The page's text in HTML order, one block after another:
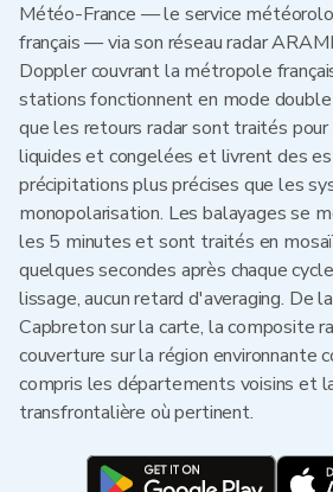
Météo-France — le service
français — via son réseau radar
Doppler couvrant la métropole
stations fonctionnent en mode
que les retours radar sont traités
liquides et congelées et livrent des
précipitations plus précises que les
monopolarisation. Les balayages se
les 5 minutes et sont traités en
quelques secondes après chaque
lissage, aucun retard d'averaging. De
Capbreton sur la carte, la composite
couverture sur la région environnante
compris les départements voisins et
transfrontalière où pertinent.